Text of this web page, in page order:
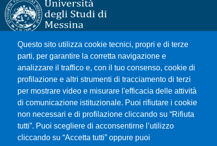
Questo sito utilizza cookie tecnici, propri e di terze
parti, per garantire la corretta navigazione e
analizzare il traffico e, con il tuo consenso, cookie di
profilazione e altri strumenti di tracciamento di terzi
per mostrare video e misurare l'efficacia delle attività
di comunicazione istituzionale. Puoi rifiutare i cookie
non necessari e di profilazione cliccando su “Rifiuta
tutti”. Puoi scegliere di acconsentirne l’utilizzo
cliccando su “Accetta tutti” oppure puoi
Università degli Studi di Messina
Piazza Pugliatti, 1 - 98122 Messina
Cod. Fiscale 80004070837
P.IVA 00724160833
Centralino: 090 676 1
MENÙ SOCIAL